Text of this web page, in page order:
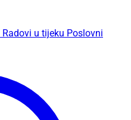
Radovi u tijeku Poslovni